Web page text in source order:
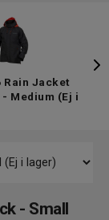
Rain Jacket
Medium (Ej i
- Small